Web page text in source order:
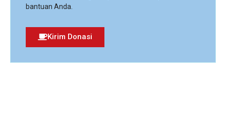
bantuan Anda.
Kirim Donasi